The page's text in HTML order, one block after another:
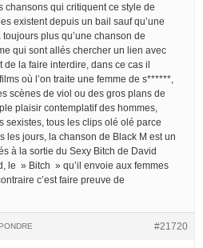
chansons qui critiquent ce style de
existent depuis un bail sauf qu’une
plus qu’une chanson de
qui sont allés chercher un lien avec
de la faire interdire, dans ce cas il
où l’on traite une femme de s******,
scènes de viol ou des gros plans de
plaisir contemplatif des hommes,
sexistes, tous les clips olé olé parce
les jours, la chanson de Black M est un
à la sortie du Sexy Bitch de David
le » Bitch » qu’il envoie aux femmes
c’est faire preuve de
#21720